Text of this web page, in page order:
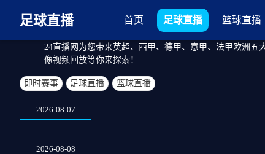
足球直播 首页 足球直播 篮球直播
24直播网为您带来英超、西甲、德甲、意甲、法甲欧洲
像视频回放等你来探索！
即时赛事 足球直播 篮球直播
2026-08-07
2026-08-08